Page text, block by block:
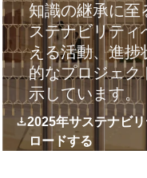
知識の継承に至
ステナビリティ
える活動、進捗
的なプロジェク
示しています。
2025年サステナビ
ロードする